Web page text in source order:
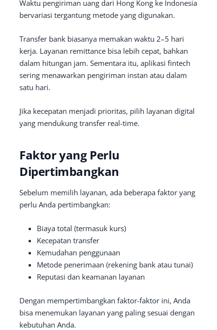
Waktu pengiriman uang dari Hong Kong ke Indonesia
bervariasi tergantung metode yang digunakan.
Transfer bank biasanya memakan waktu 2–5 hari
kerja. Layanan remittance bisa lebih cepat, bahkan
dalam hitungan jam. Sementara itu, aplikasi fintech
sering menawarkan pengiriman instan atau dalam
satu hari.
Jika kecepatan menjadi prioritas, pilih layanan digital
yang mendukung transfer real-time.
Faktor yang Perlu
Dipertimbangkan
Sebelum memilih layanan, ada beberapa faktor yang
perlu Anda pertimbangkan:
Biaya total (termasuk kurs)
Kecepatan transfer
Kemudahan penggunaan
Metode penerimaan (rekening bank atau tunai)
Reputasi dan keamanan layanan
Dengan mempertimbangkan faktor-faktor ini, Anda
bisa menemukan layanan yang paling sesuai dengan
kebutuhan Anda.